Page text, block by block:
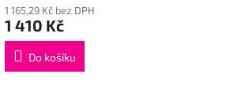
1 165,29 Kč bez DPH
1 410 Kč
Do košíku